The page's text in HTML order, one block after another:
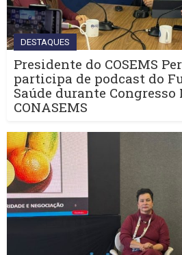
DESTAQUES
Presidente do COSEMS
participa de podcast do
Saúde durante
CONASEMS